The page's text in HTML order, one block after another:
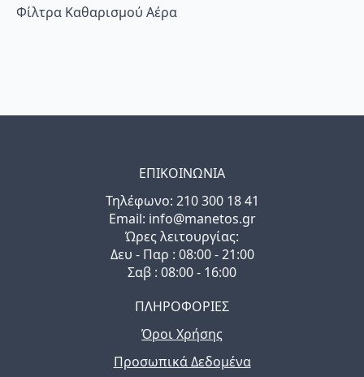
Φίλτρα Καθαρισμού Αέρα
ΕΠΙΚΟΙΝΩΝΙΑ
Τηλέφωνo: 210 300 18 41
Email: info@manetos.gr
Ώρες λειτουργίας:
Δευ - Παρ : 08:00 - 21:00
Σαβ : 08:00 - 16:00
ΠΛΗΡΟΦΟΡΙΕΣ
Όροι Χρήσης
Προσωπικά Δεδομένα